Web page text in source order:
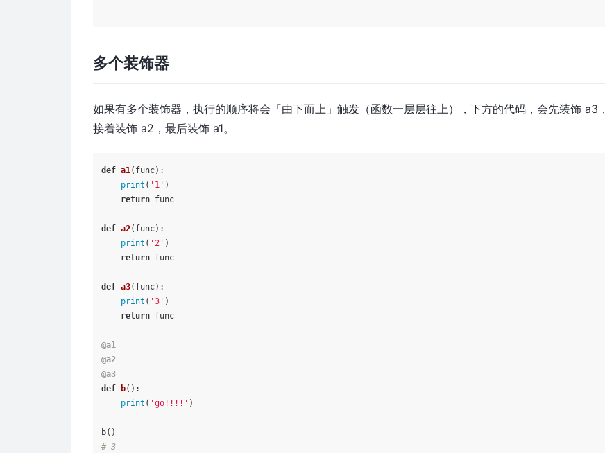
多个装饰器
如果有多个装饰器，执行的顺序将会「由下而上」触发（函数一层层往上），下方的代码，会先装饰 a3，
接着装饰 a2，最后装饰 a1。
def a1 ( func):
print ( '1' )
return func
def a2( func):
print ( '2' )
return func
def a3( func):
print ( '3' )
return func
@a1
@a2
@a3
def
b():
print ( 'go!!!!' )
# 3